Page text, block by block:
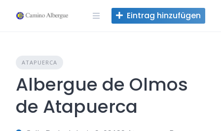
Inhalt
Eintrag hinzufügen
ATAPUERCA
Albergue de Olmos
de Atapuerca